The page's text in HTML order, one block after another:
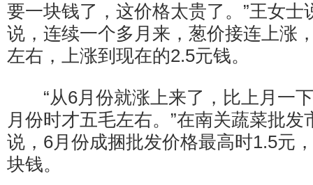
要一块钱了，这价格太贵了。”王女士
说，连续一个多月来，葱价接连上涨
左右，上涨到现在的2.5元钱。
“从6月份就涨上来了，比上月一
月份时才五毛左右。”在南关蔬菜批
说，6月份成捆批发价格最高时1.5元
块钱。